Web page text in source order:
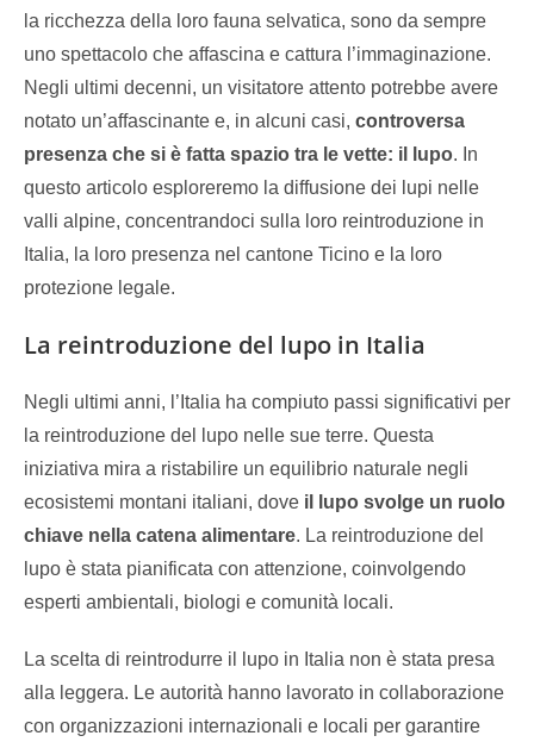
la ricchezza della loro fauna selvatica, sono da sempre
uno spettacolo che affascina e cattura l’immaginazione.
Negli ultimi decenni, un visitatore attento potrebbe avere
notato un’affascinante e, in alcuni casi, controversa
presenza che si è fatta spazio tra le vette: il lupo. In
questo articolo esploreremo la diffusione dei lupi nelle
valli alpine, concentrandoci sulla loro reintroduzione in
Italia, la loro presenza nel cantone Ticino e la loro
protezione legale.
La reintroduzione del lupo in Italia
Negli ultimi anni, l’Italia ha compiuto passi significativi per
la reintroduzione del lupo nelle sue terre. Questa
iniziativa mira a ristabilire un equilibrio naturale negli
ecosistemi montani italiani, dove il lupo svolge un ruolo
chiave nella catena alimentare. La reintroduzione del
lupo è stata pianificata con attenzione, coinvolgendo
esperti ambientali, biologi e comunità locali.
La scelta di reintrodurre il lupo in Italia non è stata presa
alla leggera. Le autorità hanno lavorato in collaborazione
con organizzazioni internazionali e locali per garantire